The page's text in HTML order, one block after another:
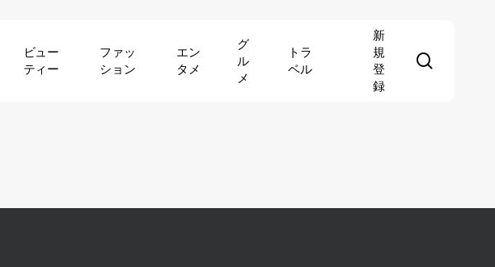
ビュー
ティー
ファッ
ション
エン
タメ
グ
ル
メ
トラ
ベル
新
規
登
録